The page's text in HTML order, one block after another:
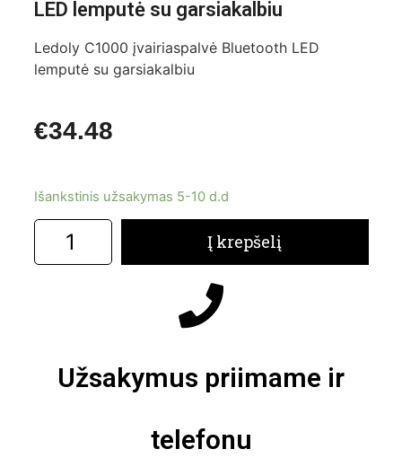
LED lemputė su garsiakalbiu
Ledoly C1000 įvairiaspalvė Bluetooth LED
lemputė su garsiakalbiu
€34.48
Išankstinis užsakymas 5-10 d.d
Į krepšelį
Užsakymus priimame ir
telefonu